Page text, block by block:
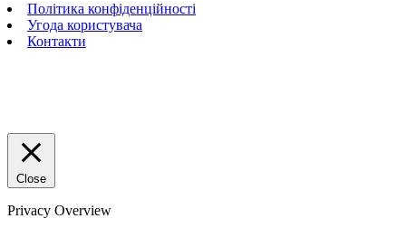
Політика конфіденційності
Угода користувача
Контакти
Close
Privacy Overview